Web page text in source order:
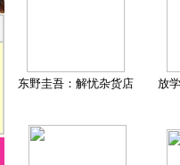
东野圭吾：解忧杂货店 放